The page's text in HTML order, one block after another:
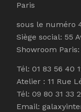
Paris
sous le numéro
Siège social: 55
Showroom
Tél: 01 83 56 40
Atelier : 11 Rue
Tél: 09 80 31 33
Email: